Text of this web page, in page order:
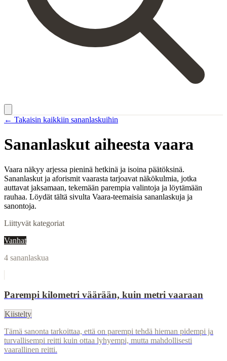
← Takaisin kaikkiin sananlaskuihin
Sananlaskut aiheesta vaara
Vaara näkyy arjessa pieninä hetkinä ja isoina päätöksinä.
Sananlaskut ja aforismit vaarasta tarjoavat näkökulmia, jotka
auttavat jaksamaan, tekemään parempia valintoja ja löytämään
rauhaa. Löydät tältä sivulta Vaara-teemaisia sananlaskuja ja
sanontoja.
Liittyvät kategoriat
Vanhat
4 sananlaskua
Parempi kilometri väärään, kuin metri vaaraan
Kiistelty
Tämä sanonta tarkoittaa, että on parempi tehdä hieman pidempi ja
turvallisempi reitti kuin ottaa lyhyempi, mutta mahdollisesti
vaarallinen reitti.